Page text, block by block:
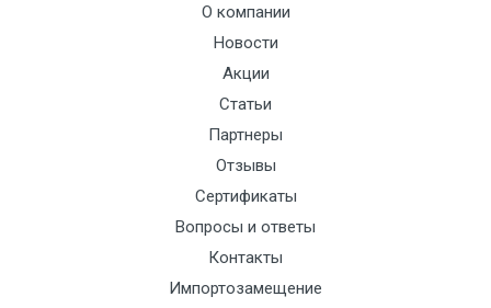
О компании
Новости
Акции
Статьи
Партнеры
Отзывы
Сертификаты
Вопросы и ответы
Контакты
Импортозамещение